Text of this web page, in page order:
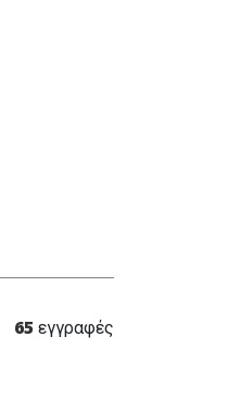
65 εγγραφές